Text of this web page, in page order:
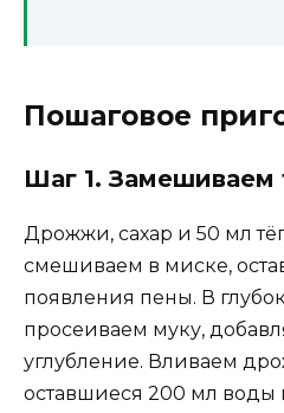
Пошаговое
Шаг 1. Замешиваем
Дрожжи, сахар и 50 мл
смешиваем в миске,
появления пены. В
просеиваем муку,
углубление. Вливаем
оставшиеся 200 мл воды